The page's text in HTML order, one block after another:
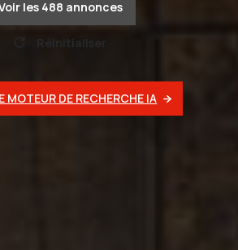
les 488 annonces
Réinitialiser
MOTEUR DE RECHERCHE IA